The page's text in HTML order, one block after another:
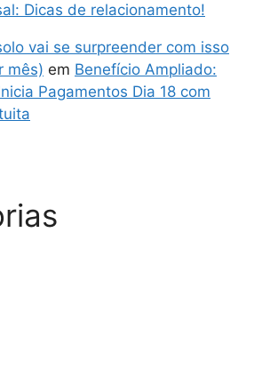
Dicas de relacionamento!
vai se surpreender com isso
mês) em Benefício Ampliado:
Pagamentos Dia 18 com